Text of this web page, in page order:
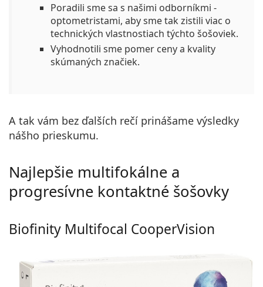
Poradili sme sa s našimi odborníkmi -
optometristami, aby sme tak zistili viac o
technických vlastnostiach týchto šošoviek.
Vyhodnotili sme pomer ceny a kvality
skúmaných značiek.
A tak vám bez ďalších rečí prinášame výsledky
nášho prieskumu.
Najlepšie multifokálne a
progresívne kontaktné šošovky
Biofinity Multifocal CooperVision